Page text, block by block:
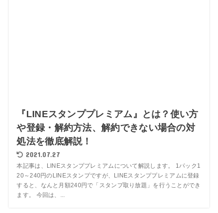
『LINEスタンププレミアム』とは？使い方
や登録・解約方法、解約できない場合の対
処法を徹底解説！
2021.07.27
本記事は、LINEスタンププレミアムについて解説します。 1パック1
20～240円のLINEスタンプですが、LINEスタンププレミアムに登録
すると、なんと月額240円で「スタンプ取り放題」を行うことができ
ます。 今回は、...